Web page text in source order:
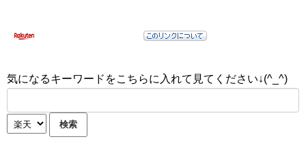
気になるキーワードをこちらに入れて見てください↓(^_^)